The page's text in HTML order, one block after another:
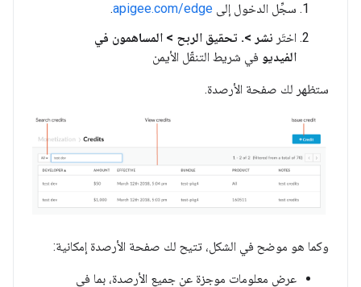
سجِّل الدخول إلى apigee.com/edge
.
اختَر نشر >. تحقيق الربح > المساهمون في
الفيديو في شريط التنقّل الأيمن
ستظهر لك صفحة الأرصدة.
وكما هو موضح في الشكل، تتيح لك صفحة الأرصدة إمكانية:
عرض معلومات موجزة عن جميع الأرصدة، بما في